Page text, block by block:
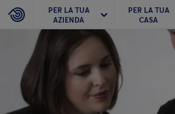
PER LA TUA
AZIENDA
PER LA TUA
CASA